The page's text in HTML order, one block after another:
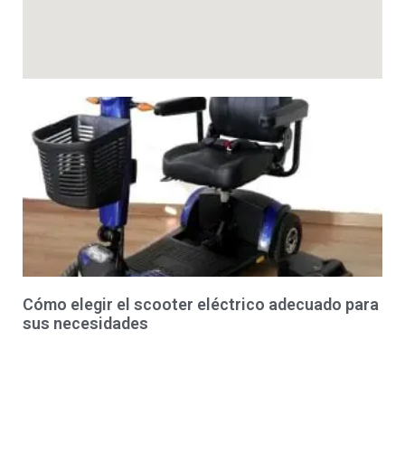
Cómo elegir el scooter eléctrico adecuado para
sus necesidades